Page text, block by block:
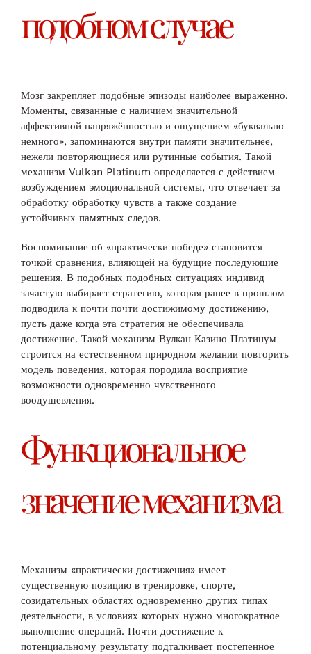
подобном случае
Мозг закрепляет подобные эпизоды наиболее выраженно.
Моменты, связанные с наличием значительной
аффективной напряжённостью и ощущением «буквально
немного», запоминаются внутри памяти значительнее,
нежели повторяющиеся или рутинные события. Такой
механизм Vulkan Platinum определяется с действием
возбуждением эмоциональной системы, что отвечает за
обработку обработку чувств а также создание
устойчивых памятных следов.
Воспоминание об «практически победе» становится
точкой сравнения, влияющей на будущие последующие
решения. В подобных подобных ситуациях индивид
зачастую выбирает стратегию, которая ранее в прошлом
подводила к почти почти достижимому достижению,
пусть даже когда эта стратегия не обеспечивала
достижение. Такой механизм Вулкан Казино Платинум
строится на естественном природном желании повторить
модель поведения, которая породила восприятие
возможности одновременно чувственного
воодушевления.
Функциональное
значение механизма
Механизм «практически достижения» имеет
существенную позицию в тренировке, спорте,
созидательных областях одновременно других типах
деятельности, в условиях которых нужно многократное
выполнение операций. Почти достижение к
потенциальному результату подталкивает постепенное